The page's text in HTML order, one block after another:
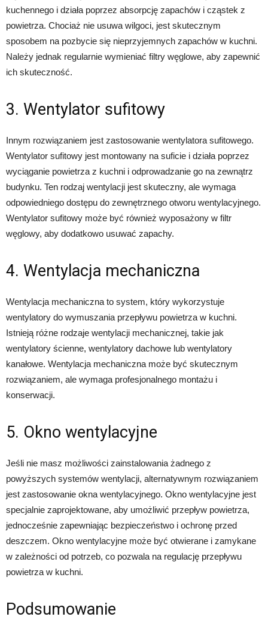
kuchennego i działa poprzez absorpcję zapachów i cząstek z
powietrza. Chociaż nie usuwa wilgoci, jest skutecznym
sposobem na pozbycie się nieprzyjemnych zapachów w kuchni.
Należy jednak regularnie wymieniać filtry węglowe, aby zapewnić
ich skuteczność.
3. Wentylator sufitowy
Innym rozwiązaniem jest zastosowanie wentylatora sufitowego.
Wentylator sufitowy jest montowany na suficie i działa poprzez
wyciąganie powietrza z kuchni i odprowadzanie go na zewnątrz
budynku. Ten rodzaj wentylacji jest skuteczny, ale wymaga
odpowiedniego dostępu do zewnętrznego otworu wentylacyjnego.
Wentylator sufitowy może być również wyposażony w filtr
węglowy, aby dodatkowo usuwać zapachy.
4. Wentylacja mechaniczna
Wentylacja mechaniczna to system, który wykorzystuje
wentylatory do wymuszania przepływu powietrza w kuchni.
Istnieją różne rodzaje wentylacji mechanicznej, takie jak
wentylatory ścienne, wentylatory dachowe lub wentylatory
kanałowe. Wentylacja mechaniczna może być skutecznym
rozwiązaniem, ale wymaga profesjonalnego montażu i
konserwacji.
5. Okno wentylacyjne
Jeśli nie masz możliwości zainstalowania żadnego z
powyższych systemów wentylacji, alternatywnym rozwiązaniem
jest zastosowanie okna wentylacyjnego. Okno wentylacyjne jest
specjalnie zaprojektowane, aby umożliwić przepływ powietrza,
jednocześnie zapewniając bezpieczeństwo i ochronę przed
deszczem. Okno wentylacyjne może być otwierane i zamykane
w zależności od potrzeb, co pozwala na regulację przepływu
powietrza w kuchni.
Podsumowanie